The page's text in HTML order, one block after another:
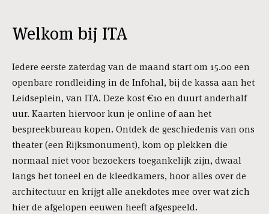
Welkom bij ITA
Iedere eerste zaterdag van de maand start om 15.00 een
openbare rondleiding in de Infohal, bij de kassa aan het
Leidseplein, van ITA. Deze kost €10 en duurt anderhalf
uur. Kaarten hiervoor kun je online of aan het
bespreekbureau kopen. Ontdek de geschiedenis van ons
theater (een Rijksmonument), kom op plekken die
normaal niet voor bezoekers toegankelijk zijn, dwaal
langs het toneel en de kleedkamers, hoor alles over de
architectuur en krijgt alle anekdotes mee over wat zich
hier de afgelopen eeuwen heeft afgespeeld.